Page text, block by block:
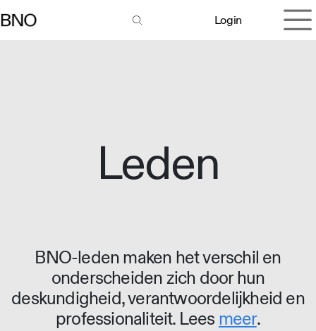
Login
Leden
BNO-leden maken het verschil en
onderscheiden zich door hun
deskundigheid, verantwoordelijkheid en
professionaliteit. Lees meer.